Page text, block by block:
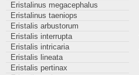
Eristalinus megacephalus
Eristalinus taeniops
Eristalis arbustorum
Eristalis interrupta
Eristalis intricaria
Eristalis lineata
Eristalis pertinax